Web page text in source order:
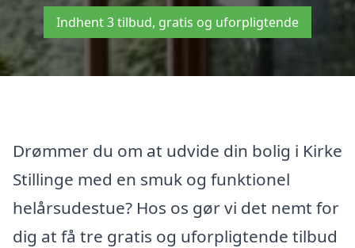
Indhent 3 tilbud, gratis og uforpligtende
Drømmer du om at udvide din bolig i Kirke
Stillinge med en smuk og funktionel
helårsudestue? Hos os gør vi det nemt for
dig at få tre gratis og uforpligtende tilbud